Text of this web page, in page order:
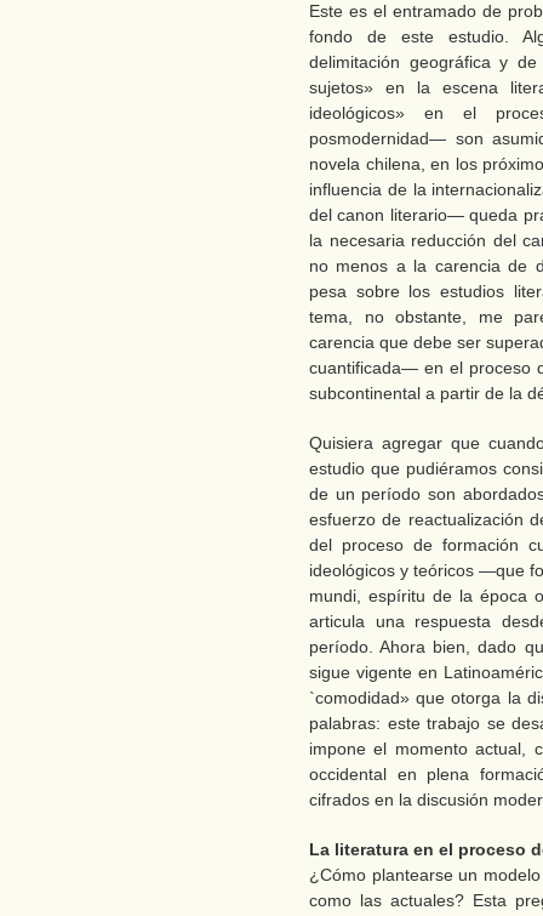
Este es el entramado de
fondo de este estudio.
delimitación geográfica y
sujetos» en la escena
ideológicos» en el
posmodernidad— son
novela chilena, en los
influencia de la
del canon literario— queda
la necesaria reducción del
no menos a la carencia de
pesa sobre los estudios
tema, no obstante, me
carencia que debe ser
cuantificada— en el proceso
subcontinental a partir de la
Quisiera agregar que
estudio que pudiéramos
de un período son
esfuerzo de reactualización
del proceso de formación
ideológicos y teóricos —que
mundi, espíritu de la época
articula una respuesta
período. Ahora bien, dado
sigue vigente en
`comodidad» que otorga la
palabras: este trabajo se
impone el momento actual,
occidental en plena
cifrados en la discusión
La literatura en el proceso
¿Cómo plantearse un
como las actuales? Esta